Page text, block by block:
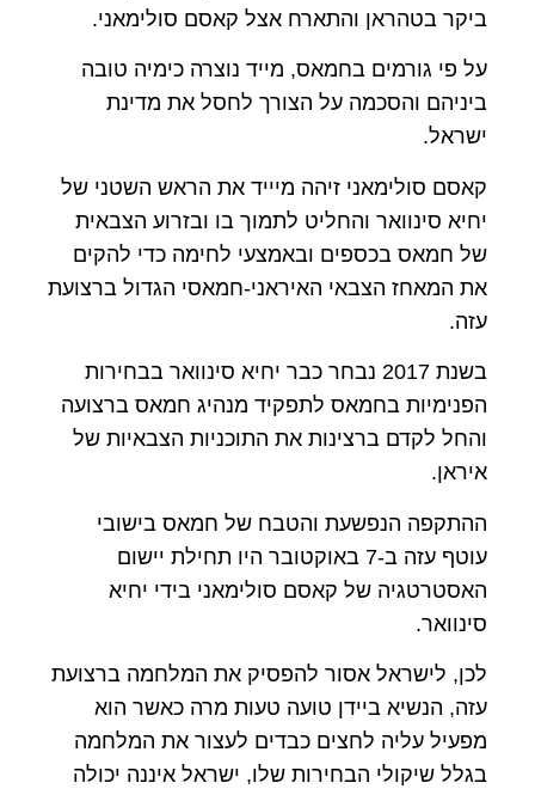
ביקר בטהראן והתארח אצל קאסם סולימאני.
על פי גורמים בחמאס, מייד נוצרה כימיה טובה
ביניהם והסכמה על הצורך לחסל את מדינת
ישראל.
קאסם סולימאני זיהה מיייד את הראש השטני של
יחיא סינוואר והחליט לתמוך בו ובזרוע הצבאית
של חמאס בכספים ובאמצעי לחימה כדי להקים
את המאחז הצבאי האיראני-חמאסי הגדול ברצועת
עזה.
בשנת 2017 נבחר כבר יחיא סינוואר בבחירות
הפנימיות בחמאס לתפקיד מנהיג חמאס ברצועה
והחל לקדם ברצינות את התוכניות הצבאיות של
איראן.
ההתקפה הנפשעת והטבח של חמאס בישובי
עוטף עזה ב-7 באוקטובר היו תחילת יישום
האסטרטגיה של קאסם סולימאני בידי יחיא
סינוואר.
לכן, לישראל אסור להפסיק את המלחמה ברצועת
עזה, הנשיא ביידן טועה טעות מרה כאשר הוא
מפעיל עליה לחצים כבדים לעצור את המלחמה
בגלל שיקולי הבחירות שלו, ישראל איננה יכולה